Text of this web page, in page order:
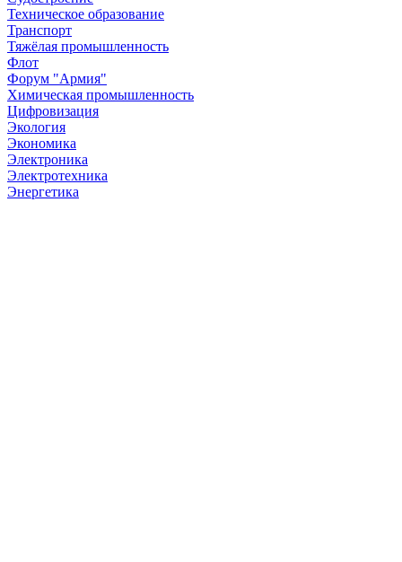
Техническое образование
Транспорт
Тяжёлая промышленность
Флот
Форум "Армия"
Химическая промышленность
Цифровизация
Экология
Экономика
Электроника
Электротехника
Энергетика